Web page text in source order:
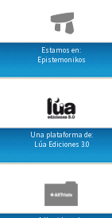
Estamos en:
Epistemonikos
Una plataforma de:
Lúa Ediciones 3.0